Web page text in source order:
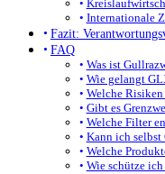
Internationale
Fazit:
FAQ
Was ist
Wie gelangt
Welche
Gibt es
Welche Filter
Kann ich selbst
Welche
Wie schütze